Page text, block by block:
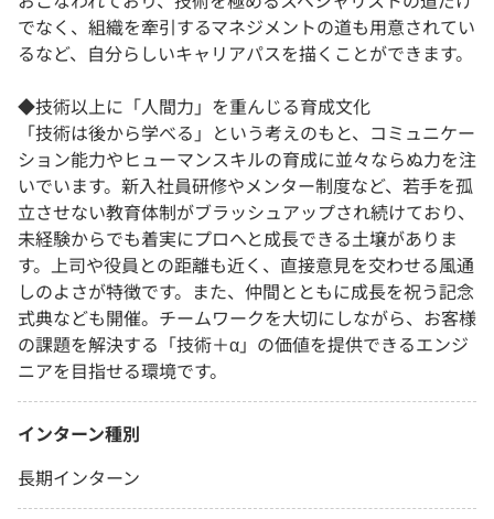
でなく、組織を牽引するマネジメントの道も用意されてい
るなど、自分らしいキャリアパスを描くことができます。
◆技術以上に「人間力」を重んじる育成文化
「技術は後から学べる」という考えのもと、コミュニケー
ション能力やヒューマンスキルの育成に並々ならぬ力を注
いでいます。新入社員研修やメンター制度など、若手を孤
立させない教育体制がブラッシュアップされ続けており、
未経験からでも着実にプロへと成長できる土壌がありま
す。上司や役員との距離も近く、直接意見を交わせる風通
しのよさが特徴です。また、仲間とともに成長を祝う記念
式典なども開催。チームワークを大切にしながら、お客様
の課題を解決する「技術＋α」の価値を提供できるエンジ
ニアを目指せる環境です。
インターン種別
長期インターン